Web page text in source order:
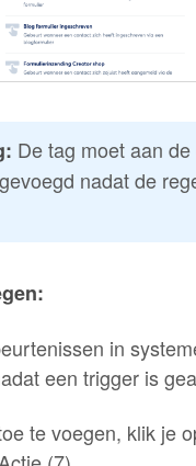
De tag moet aan
nadat de
in
een trigger is
te voegen, klik je